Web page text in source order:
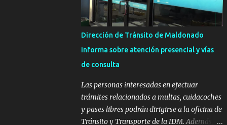
del Gobierno de Canelones y del Ministerio
de Transporte y Obras Públicas. La nueva
infraestructura deportiva consiste en una
hormigón sobre sus laterales. Su destino
será polifuncional, permitiendo la práctica
de eventos culturales. Próximo a la pista, se
instalaron juegos infantiles y equipamiento
urbano (bancos de hormigón y sets de
Dirección de Tránsito de Maldonado
informa sobre atención presencial y vías
de consulta
Las personas interesadas en efectuar
trámites relacionados a multas, cuidacoches
y pases libres podrán dirigirse a la oficina de
Tránsito y Transporte de la IDM. Además, la